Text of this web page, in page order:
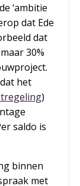
‘ambitie
dat Ede
dat
30%
het
)
saldo is
binnen
met